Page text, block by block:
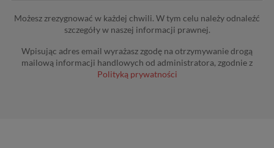
Możesz zrezygnować w każdej chwili. W tym celu należy odnaleźć
szczegóły w naszej informacji prawnej.
Wpisując adres email wyrażasz zgodę na otrzymywanie drogą
mailową informacji handlowych od administratora, zgodnie z
Polityką prywatności